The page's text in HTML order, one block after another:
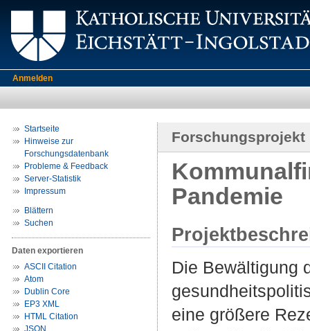
Anmelden
Startseite
Hinweise zur
Forschungsdatenbank
Probleme & Feedback
Server-Statistik
Impressum
Blättern
Suchen
Daten exportieren
ASCII Citation
Atom
Dublin Core
EP3 XML
HTML Citation
JSON
Forschungsprojekt
Pandemie
Die Bewältigung
eine größere